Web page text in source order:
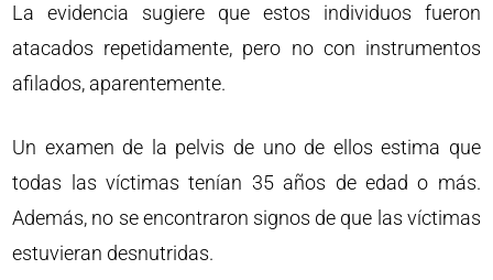
La evidencia sugiere que estos individuos fueron
atacados repetidamente, pero no con instrumentos
afilados, aparentemente.
Un examen de la pelvis de uno de ellos estima que
todas las víctimas tenían 35 años de edad o más.
Además, no se encontraron signos de que las víctimas
estuvieran desnutridas.